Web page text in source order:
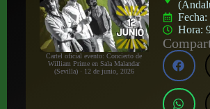
Cartel oficial evento: Concierto de
William Prime en Sala Malandar
(Sevilla) · 12 de junio, 2026
Fecha:
Hora: